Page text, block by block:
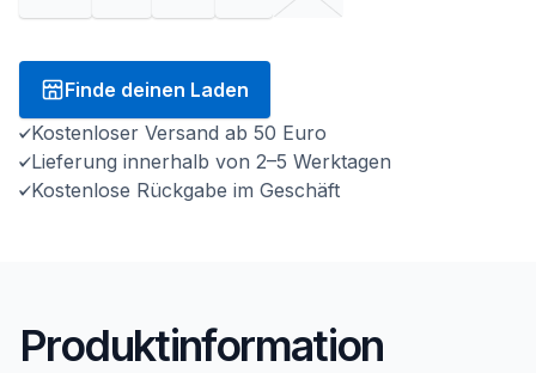
Finde deinen Laden
Kostenloser Versand ab 50 Euro
Lieferung innerhalb von 2–5 Werktagen
Kostenlose Rückgabe im Geschäft
Produktinformation